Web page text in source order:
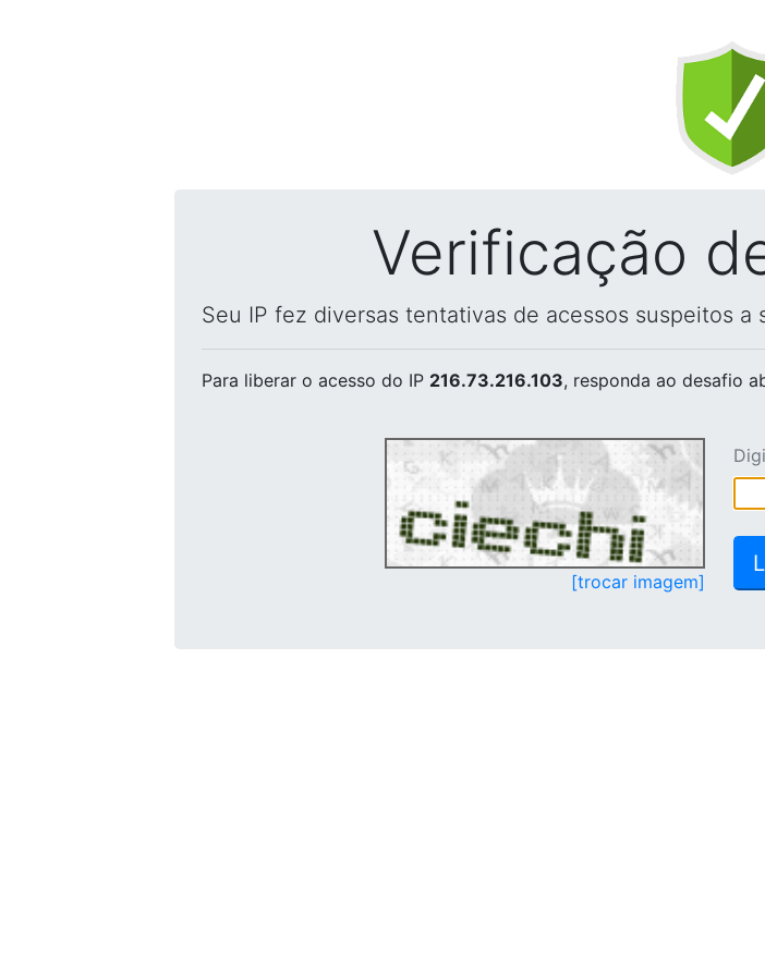
Verificação
Seu IP fez diversas tentativas de acessos suspeitos a
Para liberar o acesso do IP 216.73.216.103, responda ao desafio
[trocar imagem]